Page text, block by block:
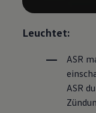
Leuchtet:
ASR
ASR